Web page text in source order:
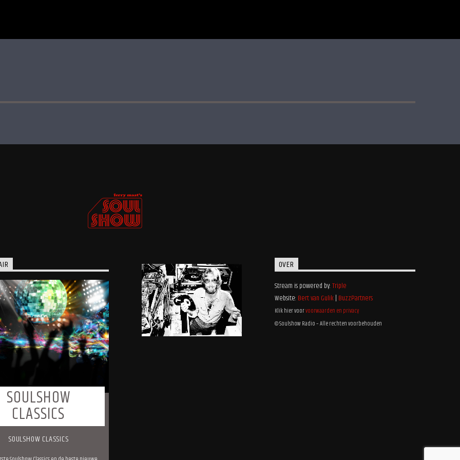
SOULSHOW
CLASSICS
SOULSHOW CLASSICS
OVER
Stream is powered by:Triple
Website: Bert van Gulik| BuzzPartners
Klik hier voorvoorwaarden en privacy
© Soulshow Radio – Alle rechten voorbehouden